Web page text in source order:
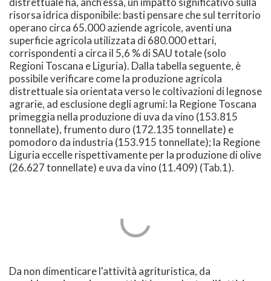
risorsa idrica disponibile: basti pensare che sul territorio
operano circa 65.000 aziende agricole, aventi una
superficie agricola utilizzata di 680.000 ettari,
corrispondenti a circa il 5,6 % di SAU totale (solo
Regioni Toscana e Liguria). Dalla tabella seguente, è
possibile verificare come la produzione agricola
distrettuale sia orientata verso le coltivazioni di legnose
agrarie, ad esclusione degli agrumi: la Regione Toscana
primeggia nella produzione di uva da vino (153.815
tonnellate), frumento duro (172.135 tonnellate) e
pomodoro da industria (153.915 tonnellate); la Regione
Liguria eccelle rispettivamente per la produzione di olive
(26.627 tonnellate) e uva da vino (11.409) (Tab.1).
Da non dimenticare l'attività agrituristica, da